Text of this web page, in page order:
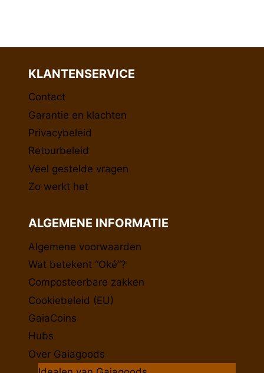
KLANTENSERVICE
Contact
Garantie en klachten
Privacybeleid
Retourbeleid
Veel gestelde vragen
Zo werkt het
ALGEMENE INFORMATIE
Algemene voorwaarden
Wat betekent “Oké”?
Composteerbare zakken
Cookiebeleid (EU)
GaiaCoins
Hubs
Over Gaiagoods